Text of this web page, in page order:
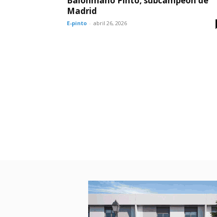
Madrid
E-pinto - abril 26, 2026